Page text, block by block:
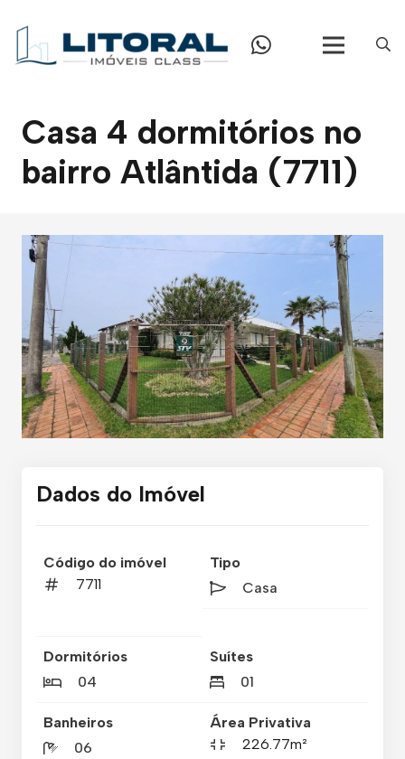
Casa 4 dormitórios no
bairro Atlântida (7711)
Dados do Imóvel
Código do imóvel
7711
Tipo
Casa
Dormitórios
04
Suítes
01
Banheiros
06
Área Privativa
226.77m²